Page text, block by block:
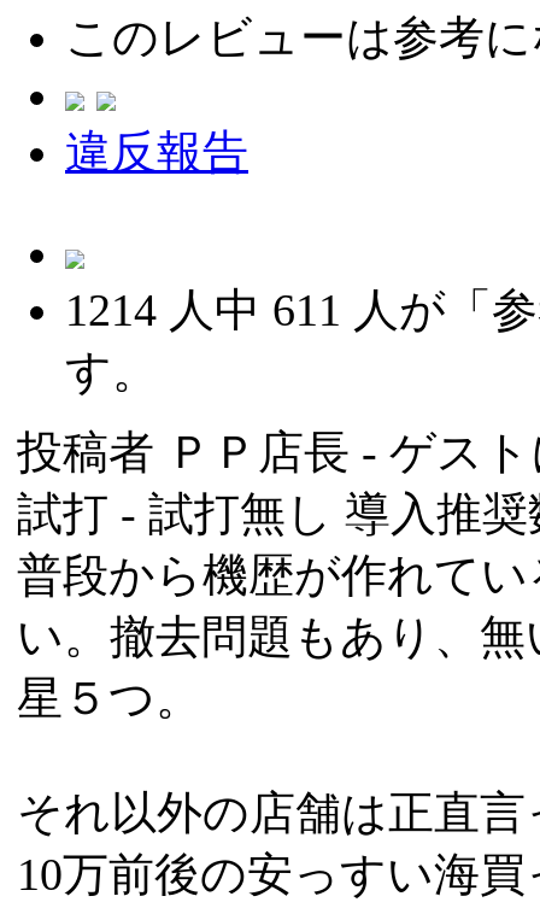
このレビューは参考
違反報告
1214 人中 611 人が「
す。
投稿者 ＰＰ店長 - ゲス
試打 - 試打無し 導入推
普段から機歴が作れて
い。撤去問題もあり、
星５つ。
それ以外の店舗は正直
10万前後の安っすい海